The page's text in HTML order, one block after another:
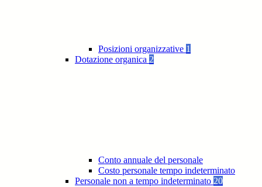
Posizioni organizzative 1
Dotazione organica 2
Conto annuale del personale
Costo personale tempo indeterminato
Personale non a tempo indeterminato 20